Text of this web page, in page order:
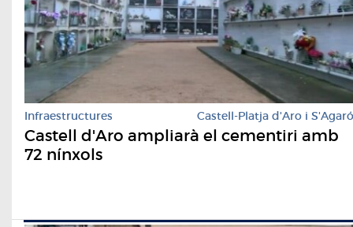
Infraestructures Castell-Platja d'Aro i S'Agaró
Castell d'Aro ampliarà el cementiri amb
72 nínxols